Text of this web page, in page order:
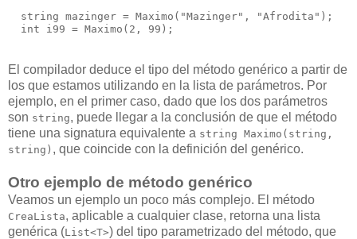
  string mazinger = Maximo("Mazinger", "Afrodita");
  int i99 = Maximo(2, 99);
El compilador deduce el tipo del método genérico a partir de
los que estamos utilizando en la lista de parámetros. Por
ejemplo, en el primer caso, dado que los dos parámetros
son string, puede llegar a la conclusión de que el método
tiene una signatura equivalente a string Maximo(string,
string) , que coincide con la definición del genérico.
Otro ejemplo de método genérico
Veamos un ejemplo un poco más complejo. El método
CreaLista, aplicable a cualquier clase, retorna una lista
genérica (List<T>) del tipo parametrizado del método, que